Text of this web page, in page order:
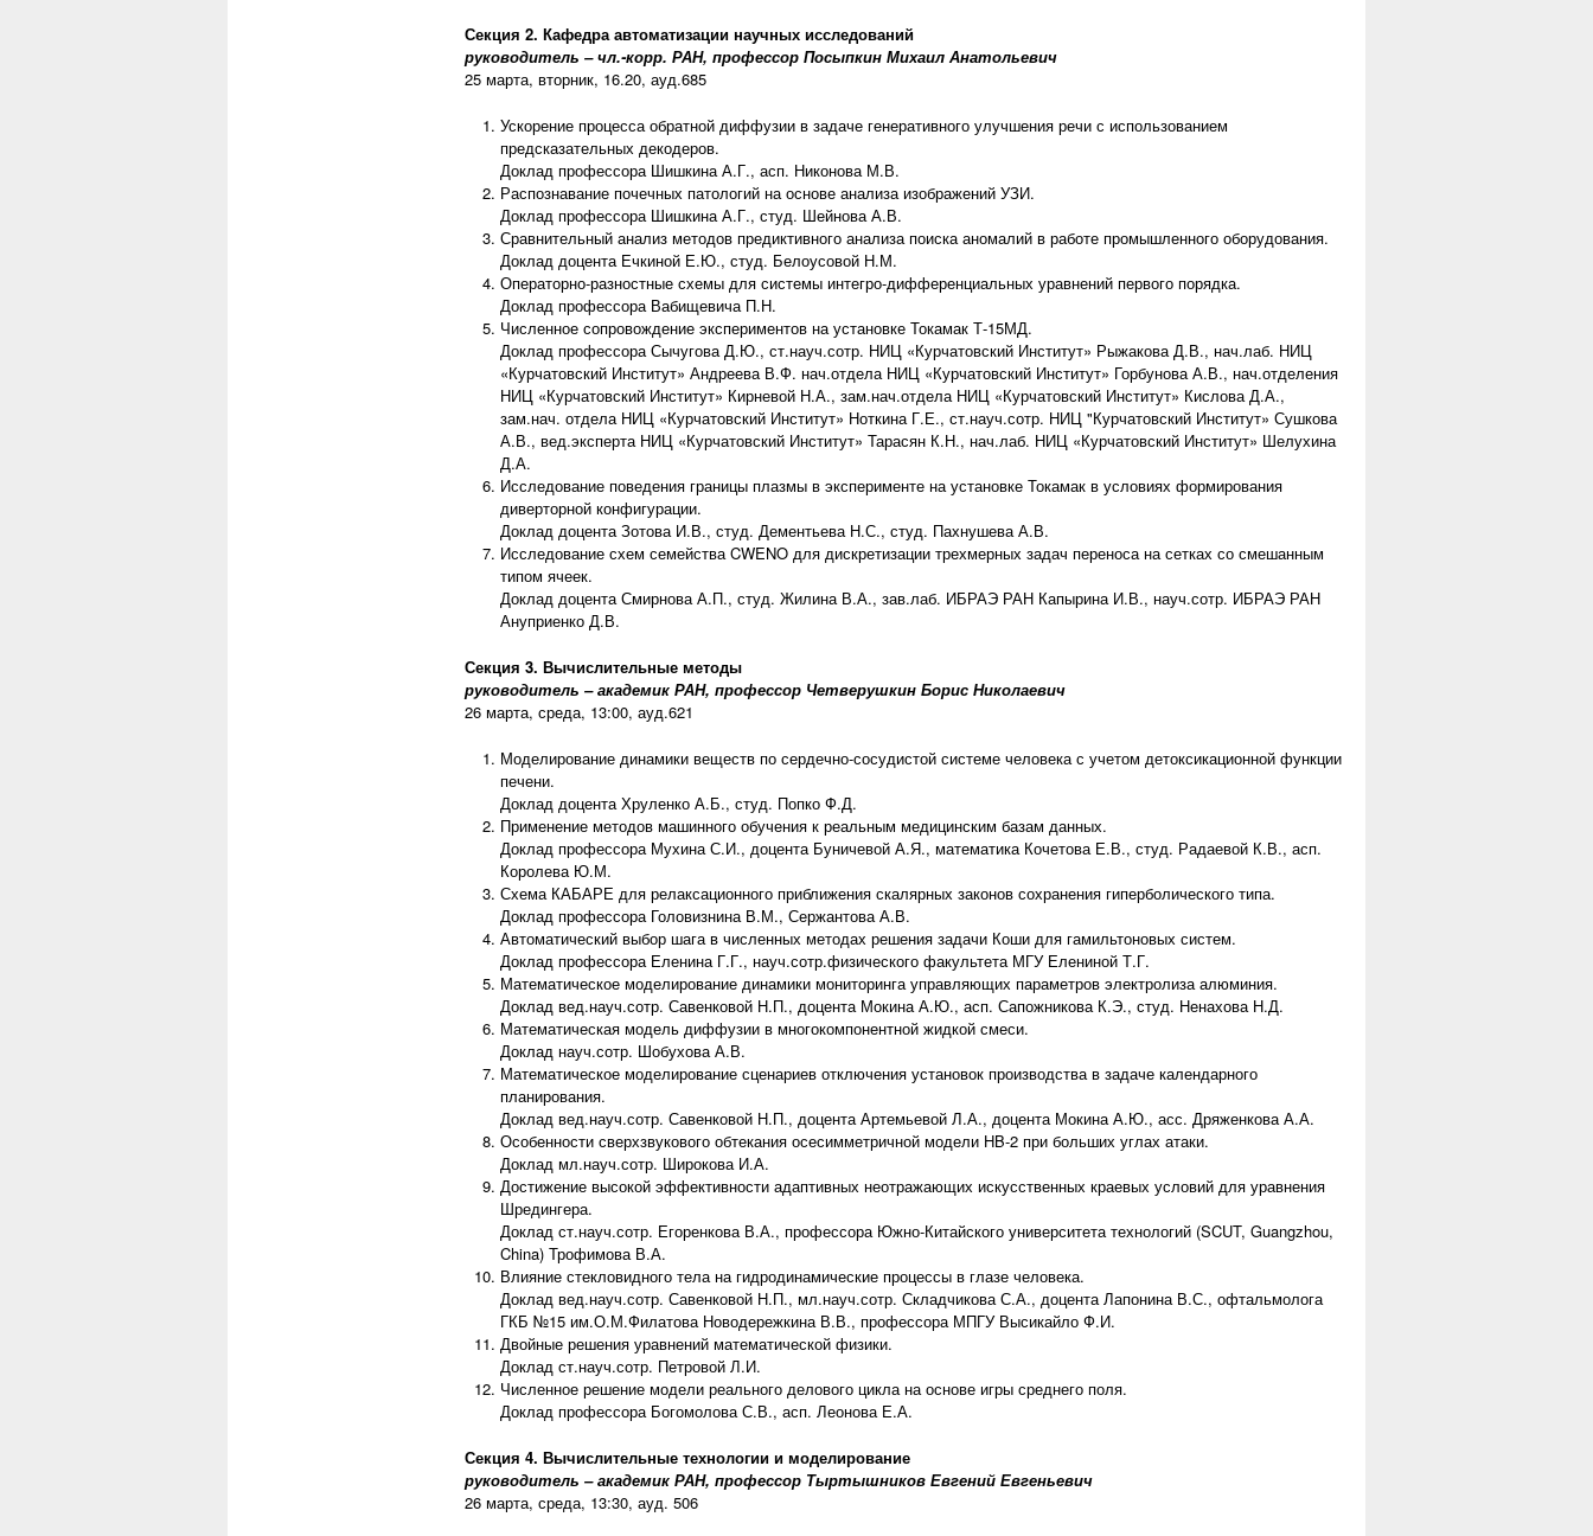
Секция 2. Кафедра автоматизации научных исследований
руководитель – чл.-корр. РАН, профессор Посыпкин Михаил Анатольевич
25 марта, вторник, 16.20, ауд.685
Ускорение процесса обратной диффузии в задаче генеративного улучшения речи с использованием
предсказательных декодеров.
Доклад профессора Шишкина А.Г., асп. Никонова М.В.
Распознавание почечных патологий на основе анализа изображений УЗИ.
Доклад профессора Шишкина А.Г., студ. Шейнова А.В.
Сравнительный анализ методов предиктивного анализа поиска аномалий в работе промышленного оборудования.
Доклад доцента Ечкиной Е.Ю., студ. Белоусовой Н.М.
Операторно-разностные схемы для системы интегро-дифференциальных уравнений первого порядка.
Доклад профессора Вабищевича П.Н.
Численное сопровождение экспериментов на установке Токамак Т-15МД.
Доклад профессора Сычугова Д.Ю., ст.науч.сотр. НИЦ «Курчатовский Институт» Рыжакова Д.В., нач.лаб. НИЦ
«Курчатовский Институт» Андреева В.Ф. нач.отдела НИЦ «Курчатовский Институт» Горбунова А.В., нач.отделения
НИЦ «Курчатовский Институт» Кирневой Н.А., зам.нач.отдела НИЦ «Курчатовский Институт» Кислова Д.А.,
зам.нач. отдела НИЦ «Курчатовский Институт» Ноткина Г.Е., ст.науч.сотр. НИЦ "Курчатовский Институт» Сушкова
А.В., вед.эксперта НИЦ «Курчатовский Институт» Тарасян К.Н., нач.лаб. НИЦ «Курчатовский Институт» Шелухина
Д.А.
Исследование поведения границы плазмы в эксперименте на установке Токамак в условиях формирования
диверторной конфигурации.
Доклад доцента Зотова И.В., студ. Дементьева Н.С., студ. Пахнушева А.В.
Исследование схем семейства CWENO для дискретизации трехмерных задач переноса на сетках со смешанным
типом ячеек.
Доклад доцента Смирнова А.П., студ. Жилина В.А., зав.лаб. ИБРАЭ РАН Капырина И.В., науч.сотр. ИБРАЭ РАН
Ануприенко Д.В.
Секция 3. Вычислительные методы
руководитель – академик РАН, профессор Четверушкин Борис Николаевич
26 марта, среда, 13:00, ауд.621
Моделирование динамики веществ по сердечно-сосудистой системе человека с учетом детоксикационной функции
печени.
Доклад доцента Хруленко А.Б., студ. Попко Ф.Д.
Применение методов машинного обучения к реальным медицинским базам данных.
Доклад профессора Мухина С.И., доцента Буничевой А.Я., математика Кочетова Е.В., студ. Радаевой К.В., асп.
Королева Ю.М.
Схема КАБАРЕ для релаксационного приближения скалярных законов сохранения гиперболического типа.
Доклад профессора Головизнина В.М., Сержантова А.В.
Автоматический выбор шага в численных методах решения задачи Коши для гамильтоновых систем.
Доклад профессора Еленина Г.Г., науч.сотр.физического факультета МГУ Елениной Т.Г.
Математическое моделирование динамики мониторинга управляющих параметров электролиза алюминия.
Доклад вед.науч.сотр. Савенковой Н.П., доцента Мокина А.Ю., асп. Сапожникова К.Э., студ. Ненахова Н.Д.
Математическая модель диффузии в многокомпонентной жидкой смеси.
Доклад науч.сотр. Шобухова А.В.
Математическое моделирование сценариев отключения установок производства в задаче календарного
планирования.
Доклад вед.науч.сотр. Савенковой Н.П., доцента Артемьевой Л.А., доцента Мокина А.Ю., асс. Дряженкова А.А.
Особенности сверхзвукового обтекания осесимметричной модели HB-2 при больших углах атаки.
Доклад мл.науч.сотр. Широкова И.А.
Достижение высокой эффективности адаптивных неотражающих искусственных краевых условий для уравнения
Шредингера.
Доклад ст.науч.сотр. Егоренкова В.А., профессора Южно-Китайского университета технологий (SCUT, Guangzhou,
China) Трофимова В.А.
Влияние стекловидного тела на гидродинамические процессы в глазе человека.
Доклад вед.науч.сотр. Савенковой Н.П., мл.науч.сотр. Складчикова С.А., доцента Лапонина В.С., офтальмолога
ГКБ №15 им.О.М.Филатова Новодережкина В.В., профессора МПГУ Высикайло Ф.И.
Двойные решения уравнений математической физики.
Доклад ст.науч.сотр. Петровой Л.И.
Численное решение модели реального делового цикла на основе игры среднего поля.
Доклад профессора Богомолова С.В., асп. Леонова Е.А.
Секция 4. Вычислительные технологии и моделирование
руководитель – академик РАН, профессор Тыртышников Евгений Евгеньевич
26 марта, среда, 13:30, ауд. 506